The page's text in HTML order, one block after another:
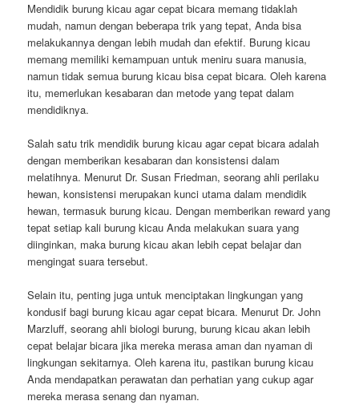
Mendidik burung kicau agar cepat bicara memang tidaklah
mudah, namun dengan beberapa trik yang tepat, Anda bisa
melakukannya dengan lebih mudah dan efektif. Burung kicau
memang memiliki kemampuan untuk meniru suara manusia,
namun tidak semua burung kicau bisa cepat bicara. Oleh karena
itu, memerlukan kesabaran dan metode yang tepat dalam
mendidiknya.
Salah satu trik mendidik burung kicau agar cepat bicara adalah
dengan memberikan kesabaran dan konsistensi dalam
melatihnya. Menurut Dr. Susan Friedman, seorang ahli perilaku
hewan, konsistensi merupakan kunci utama dalam mendidik
hewan, termasuk burung kicau. Dengan memberikan reward yang
tepat setiap kali burung kicau Anda melakukan suara yang
diinginkan, maka burung kicau akan lebih cepat belajar dan
mengingat suara tersebut.
Selain itu, penting juga untuk menciptakan lingkungan yang
kondusif bagi burung kicau agar cepat bicara. Menurut Dr. John
Marzluff, seorang ahli biologi burung, burung kicau akan lebih
cepat belajar bicara jika mereka merasa aman dan nyaman di
lingkungan sekitarnya. Oleh karena itu, pastikan burung kicau
Anda mendapatkan perawatan dan perhatian yang cukup agar
mereka merasa senang dan nyaman.